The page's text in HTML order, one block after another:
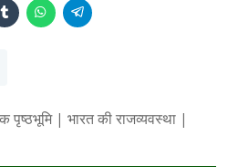
पृष्ठभूमि | भारत की राजव्यवस्था |